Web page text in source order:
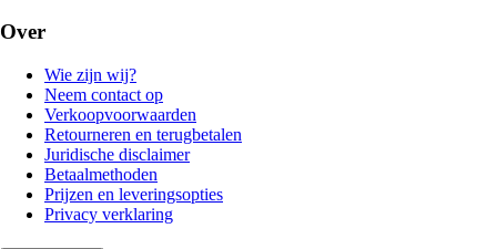
Over
Wie zijn wij?
Neem contact op
Verkoopvoorwaarden
Retourneren en terugbetalen
Juridische disclaimer
Betaalmethoden
Prijzen en leveringsopties
Privacy verklaring